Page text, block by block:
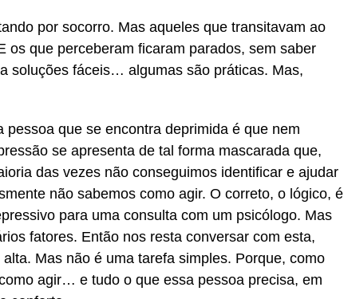
por socorro. Mas aqueles que transitavam ao
os que perceberam ficaram parados, sem saber
soluções fáceis… algumas são práticas. Mas,
que se encontra deprimida é que nem
se apresenta de tal forma mascarada que,
das vezes não conseguimos identificar e ajudar
não sabemos como agir. O correto, o lógico, é
para uma consulta com um psicólogo. Mas
fatores. Então nos resta conversar com esta,
Mas não é uma tarefa simples. Porque, como
agir… e tudo o que essa pessoa precisa, em